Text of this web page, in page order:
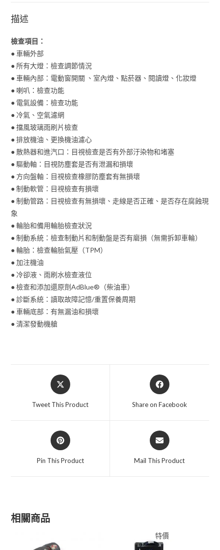
描述
檢查項目：
● 車輛外部
● 所有大燈：檢查調節情況
● 車輛內部：電動窗開關 、室內燈、點菸器、閱讀燈、化妝燈
● 喇叭：檢查功能
● 電氣設備：檢查功能
● 冷氣、空氣濾網
● 擋風玻璃雨刷片檢查
● 排放機油、更換機油濾心
● 散熱器和進汽口：目視檢查是否有外部汙染物和堵塞
● 驅動軸：目視防塵套是否有泄漏和損壞
● 方向盤軸：目視檢查橡膠防塵套有無損壞
● 制動軟管：目視檢查有損壞
● 制動管路：目視檢查有無損壞、走線是否正確、是否存在腐蝕現
象
● 輪胎和備用輪胎檢查狀況
● 制動系統：檢查制動片和制動盤是否有磨損（無需拆卸車輪）
● 輪胎：檢查輪胎氣壓（TPM）
● 加注機油
● 冷卻液、雨刷水檢查液位
● 檢查和添加還原劑AdBlue®（柴油車）
● 診斷系統：讀取故障記憶/重置保養周期
● 車輛底部：有無漏油和損壞
● 清潔發動機艙
Opens
in
Tweet This Product
Opens
in
Share on Facebook
Opens
in
Pin This Product
Opens
in
Mail This Product
相關商品
特價